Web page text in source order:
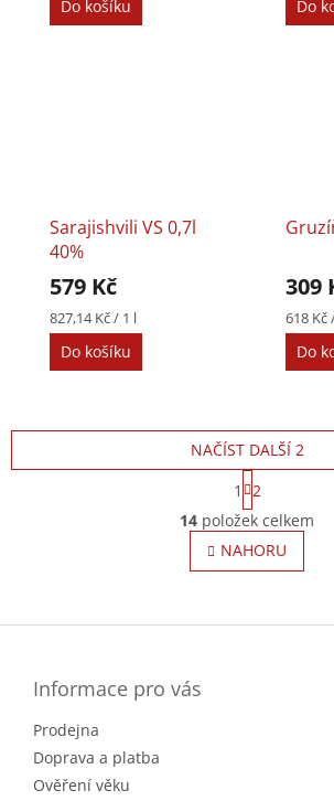
Do košíku Do
Sarajishvili VS 0,7l
40%
579 Kč
Měrná
cena:
827,14 Kč / 1 l
Do košíku
309
Měrná
cena:
618 Kč
Do
O
v
l
á
NAČÍST DALŠÍ 2
S
t
r
á
n
k
á
1
2
14 položek celkem
NAHORU
Informace pro vás
Prodejna
Doprava a platba
Ověření věku